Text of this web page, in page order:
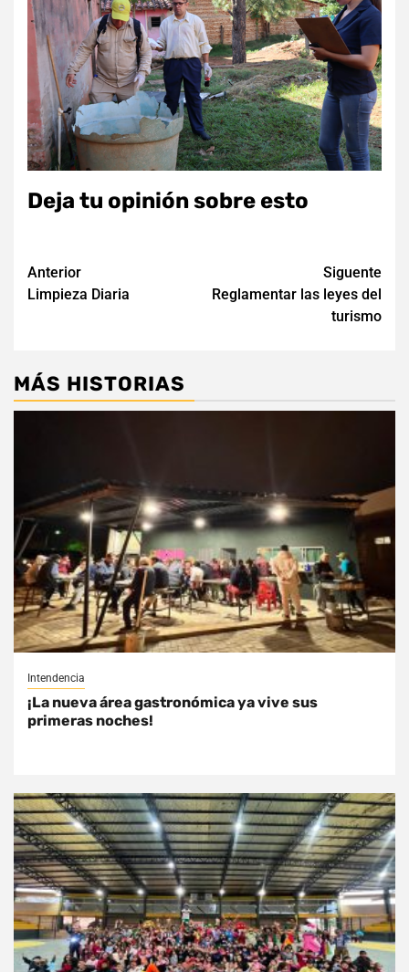
Deja tu opinión sobre esto
Navegación
de
Anterior
Limpieza Diaria
Siguente
Reglamentar las leyes del
turismo
MÁS HISTORIAS
Intendencia
¡La nueva área gastronómica ya vive sus
primeras noches!